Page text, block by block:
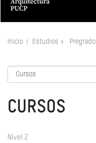
Inicio Estudios Pregrado
CURSOS
Nivel 2